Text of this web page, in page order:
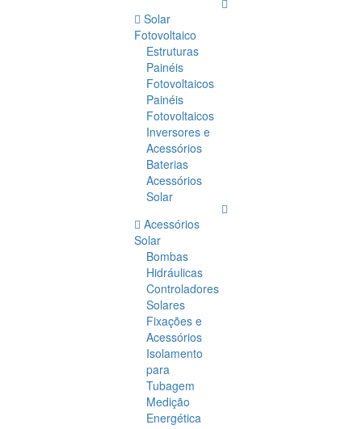
Solar
Fotovoltaico
Estruturas
Painéis
Fotovoltaicos
Painéis
Fotovoltaicos
Inversores e
Acessórios
Baterias
Acessórios
Solar
Acessórios
Solar
Bombas
Hidráulicas
Controladores
Solares
Fixações e
Acessórios
Isolamento
para
Tubagem
Medição
Energética